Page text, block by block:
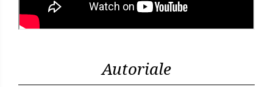
Autoriale